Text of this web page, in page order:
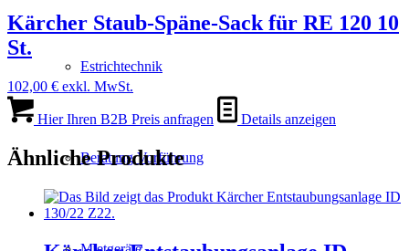
Estrichtechnik
Beratung Vorführung
Kärcher Staub-Späne-Sack für RE 120 10
St.
102,00 € exkl. MwSt.
Hier Ihren B2B Preis anfragen Details anzeigen
Ähnliche Produkte